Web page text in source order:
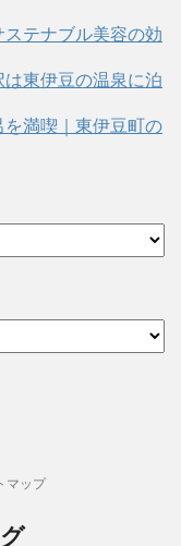
テナブル美容の効
東伊豆の温泉に泊
満喫｜東伊豆町の
マップ